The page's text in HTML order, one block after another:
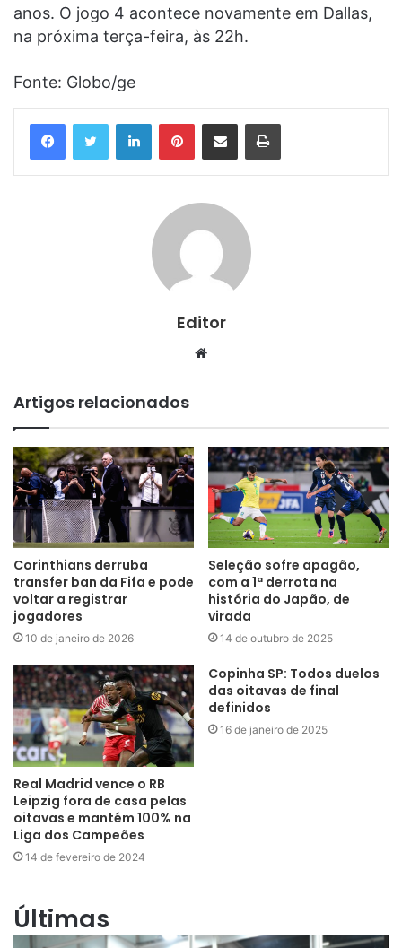
anos. O jogo 4 acontece novamente em Dallas,
na próxima terça-feira, às 22h.
Fonte: Globo/ge
LinkedinPinterestCompartilhar via e-mail Imprimir
Editor
Website
Artigos relacionados
Corinthians derruba
transfer ban da Fifa e pode
voltar a registrar
jogadores
10 de janeiro de 2026
Seleção sofre apagão,
com a 1ª derrota na
história do Japão, de
virada
14 de outubro de 2025
Real Madrid vence o RB
Leipzig fora de casa pelas
oitavas e mantém 100% na
Liga dos Campeões
14 de fevereiro de 2024
Copinha SP: Todos duelos
das oitavas de final
definidos
16 de janeiro de 2025
Últimas